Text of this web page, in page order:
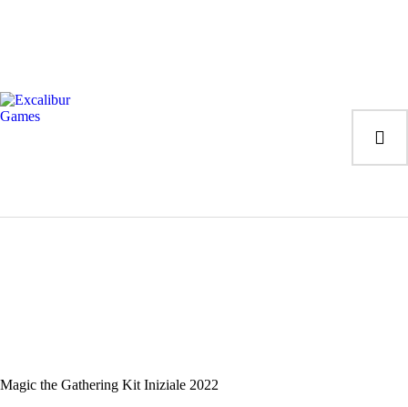
Giochi di Ruolo
Magic the Gathering Kit Iniziale 2022